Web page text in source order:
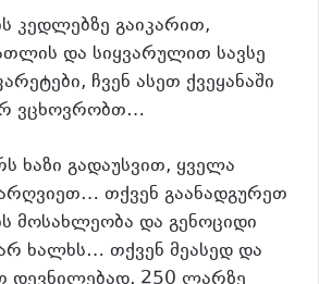
კედლებზე გაიკარით,
და სიყვარულით სავსე
ჩვენ ასეთ ქვეყანაში
ვცხოვრობთ…
ხაზი გადაუსვით, ყველა
თქვენ გაანადგურეთ
მოსახლეობა და გენოციდი
ხალხს… თქვენ მეასედ და